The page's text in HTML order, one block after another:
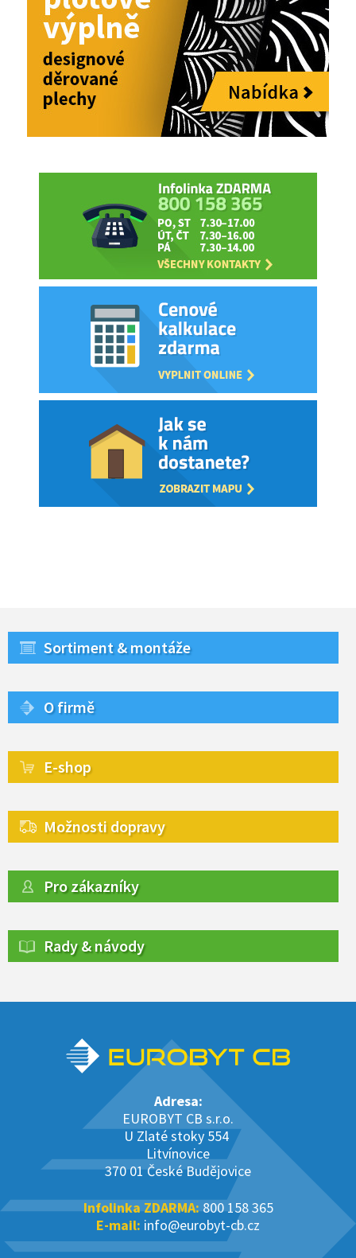
Sortiment & montáže
O firmě
E-shop
Možnosti dopravy
Pro zákazníky
Rady & návody
Adresa:
EUROBYT CB s.r.o.
U Zlaté stoky 554
Litvínovice
370 01 České Budějovice
Infolinka ZDARMA:800 158 365
E-mail: info@eurobyt-cb.cz